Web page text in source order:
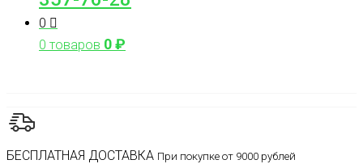
0
0 товаров 0₽
БЕСПЛАТНАЯ ДОСТАВКА При покупке от 9000 рублей